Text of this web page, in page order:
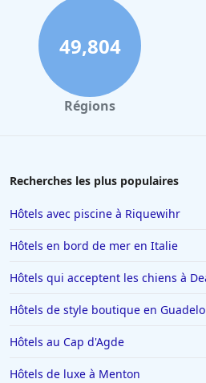
49,804
Régions
Recherches les plus populaires
Hôtels avec piscine à Riquewihr
Hôtels en bord de mer en Italie
Hôtels qui acceptent les chiens à
Hôtels de style boutique en
Hôtels au Cap d'Agde
Hôtels de luxe à Menton